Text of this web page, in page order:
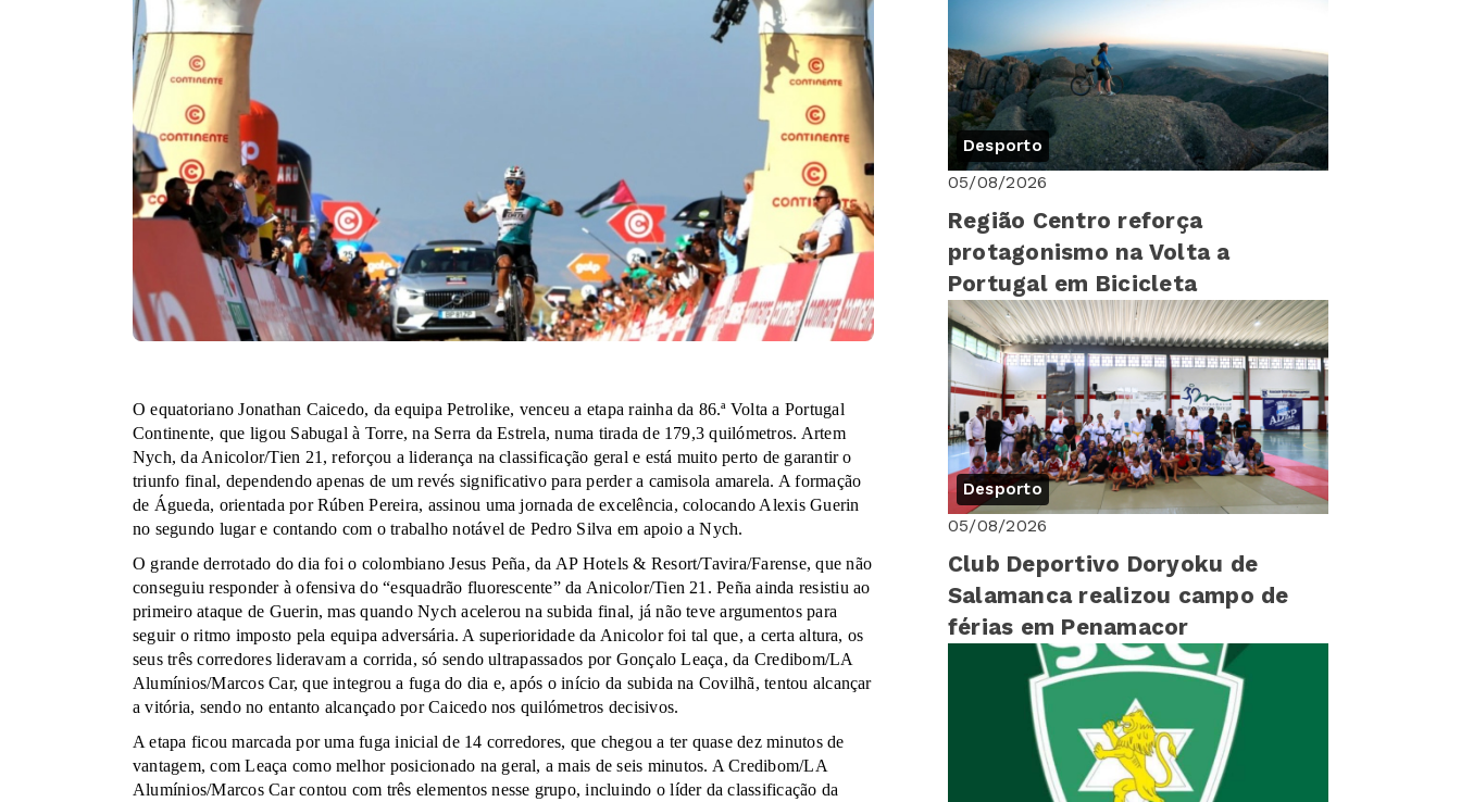
O equatoriano Jonathan Caicedo, da equipa Petrolike, venceu a etapa rainha da 86.ª Volta a Portugal
Continente, que ligou Sabugal à Torre, na Serra da Estrela, numa tirada de 179,3 quilómetros. Artem
Nych, da Anicolor/Tien 21, reforçou a liderança na classificação geral e está muito perto de garantir o
triunfo final, dependendo apenas de um revés significativo para perder a camisola amarela. A formação
de Águeda, orientada por Rúben Pereira, assinou uma jornada de excelência, colocando Alexis Guerin
no segundo lugar e contando com o trabalho notável de Pedro Silva em apoio a Nych.
O grande derrotado do dia foi o colombiano Jesus Peña, da AP Hotels & Resort/Tavira/Farense, que não
conseguiu responder à ofensiva do “esquadrão fluorescente” da Anicolor/Tien 21. Peña ainda resistiu ao
primeiro ataque de Guerin, mas quando Nych acelerou na subida final, já não teve argumentos para
seguir o ritmo imposto pela equipa adversária. A superioridade da Anicolor foi tal que, a certa altura, os
seus três corredores lideravam a corrida, só sendo ultrapassados por Gonçalo Leaça, da Credibom/LA
Alumínios/Marcos Car, que integrou a fuga do dia e, após o início da subida na Covilhã, tentou alcançar
a vitória, sendo no entanto alcançado por Caicedo nos quilómetros decisivos.
A etapa ficou marcada por uma fuga inicial de 14 corredores, que chegou a ter quase dez minutos de
vantagem, com Leaça como melhor posicionado na geral, a mais de seis minutos. A Credibom/LA
Alumínios/Marcos Car contou com três elementos nesse grupo, incluindo o líder da classificação da
Desporto
05/08/2026
Região Centro reforça
protagonismo na Volta a
Portugal em Bicicleta
Desporto
05/08/2026
Club Deportivo Doryoku de
Salamanca realizou campo de
férias em Penamacor